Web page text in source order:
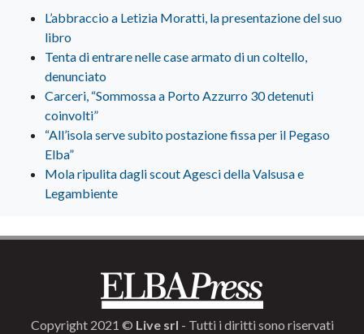
L’abbraccio a Letizia Moratti, la presentazione del suo
libro
Tenta di entrare nelle case armato di un coltello,
denunciato
Carceri, “Sommossa a Porto Azzurro 30 detenuti
coinvolti”
“All’isola serve subito postazione fissa per il Pegaso
Elba”
Mola ripulita dagli scout Agesci della Valsusa e
Legambiente
Copyright 2021 © Live srl - Tutti i diritti sono riservati